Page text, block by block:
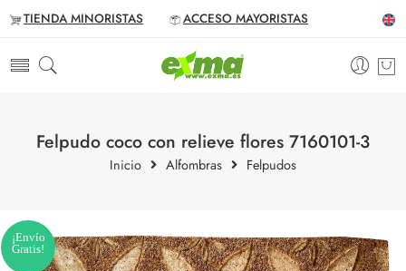
TIENDA MINORISTAS ACCESO MAYORISTAS
Felpudo coco con relieve flores 7160101-3
Inicio Alfombras Felpudos
¡Envío
Gratis!